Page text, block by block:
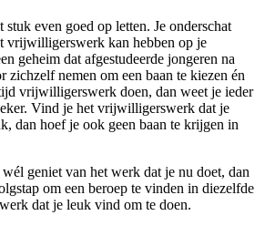
stuk even goed op letten. Je onderschat
vrijwilligerswerk kan hebben op je
geheim dat afgestudeerde jongeren na
zichzelf nemen om een baan te kiezen én
vrijwilligerswerk doen, dan weet je ieder
Vind je het vrijwilligerswerk dat je
dan hoef je ook geen baan te krijgen in
geniet van het werk dat je nu doet, dan
om een beroep te vinden in diezelfde
dat je leuk vind om te doen.